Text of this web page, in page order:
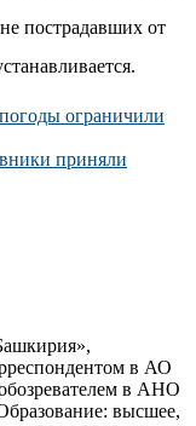
пострадавших от
ограничили
приняли
в АО
в АНО
высшее,